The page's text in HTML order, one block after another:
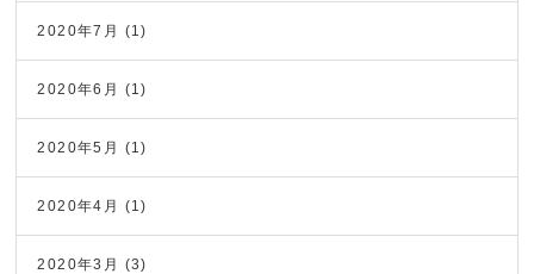
2020年7月 (1)
2020年6月 (1)
2020年5月 (1)
2020年4月 (1)
2020年3月 (3)